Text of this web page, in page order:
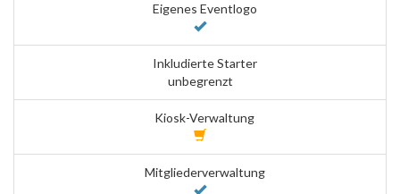
Eigenes Eventlogo
Inkludierte Starter
unbegrenzt
Kiosk-Verwaltung
Mitgliederverwaltung